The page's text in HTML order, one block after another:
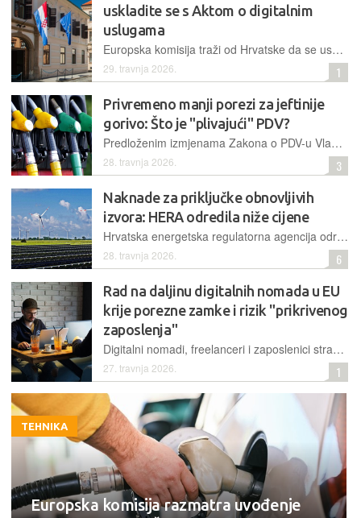
uskladite se s Aktom o digitalnim
uslugama
Europska komisija traži od Hrvatske da se uskladi s Aktom o digitalnim uslugama, ovlasti nacionalno tijelo za njegovu provedbu te u zakone uvede potrebne kaznene odredbe
29. travnja 2026. 1
Privremeno manji porezi za jeftinije
gorivo: Što je "plivajući" PDV?
Predloženim izmjenama Zakona o PDV-u Vlada dobiva alat za brzo smanjenje porezne stope na gorivo s 25% na minimalno 15%, čime planira ublažiti energetske udare i zaštititi gospodarstvo i građane
28. travnja 2026. 3
Naknade za priključke obnovljivih
izvora: HERA odredila niže cijene
Hrvatska energetska regulatorna agencija odredila je nove cijene priključenja koje stupaju na snagu 1. svibnja, odbivši prvotne skuplje prijedloge HOPS-a i HEP ODS-a radi zaštite investicija u OIE
28. travnja 2026. 6
Rad na daljinu digitalnih nomada u EU
krije porezne zamke i rizik "prikrivenog
zaposlenja"
Digitalni nomadi, freelanceri i zaposlenici stranih kompanija danas mogu živjeti u jednoj zemlji, raditi za drugu, pritom slobodno se kretati unutar Europske unije. No, iza slike fleksibilnosti i rada s laptopom iz kafića na obali, krije se složen sustav poreznih pravila i rizika koji se često zanemaruju
27. travnja 2026. 1
TEHNIKA
Europska komisija razmatra uvođenje